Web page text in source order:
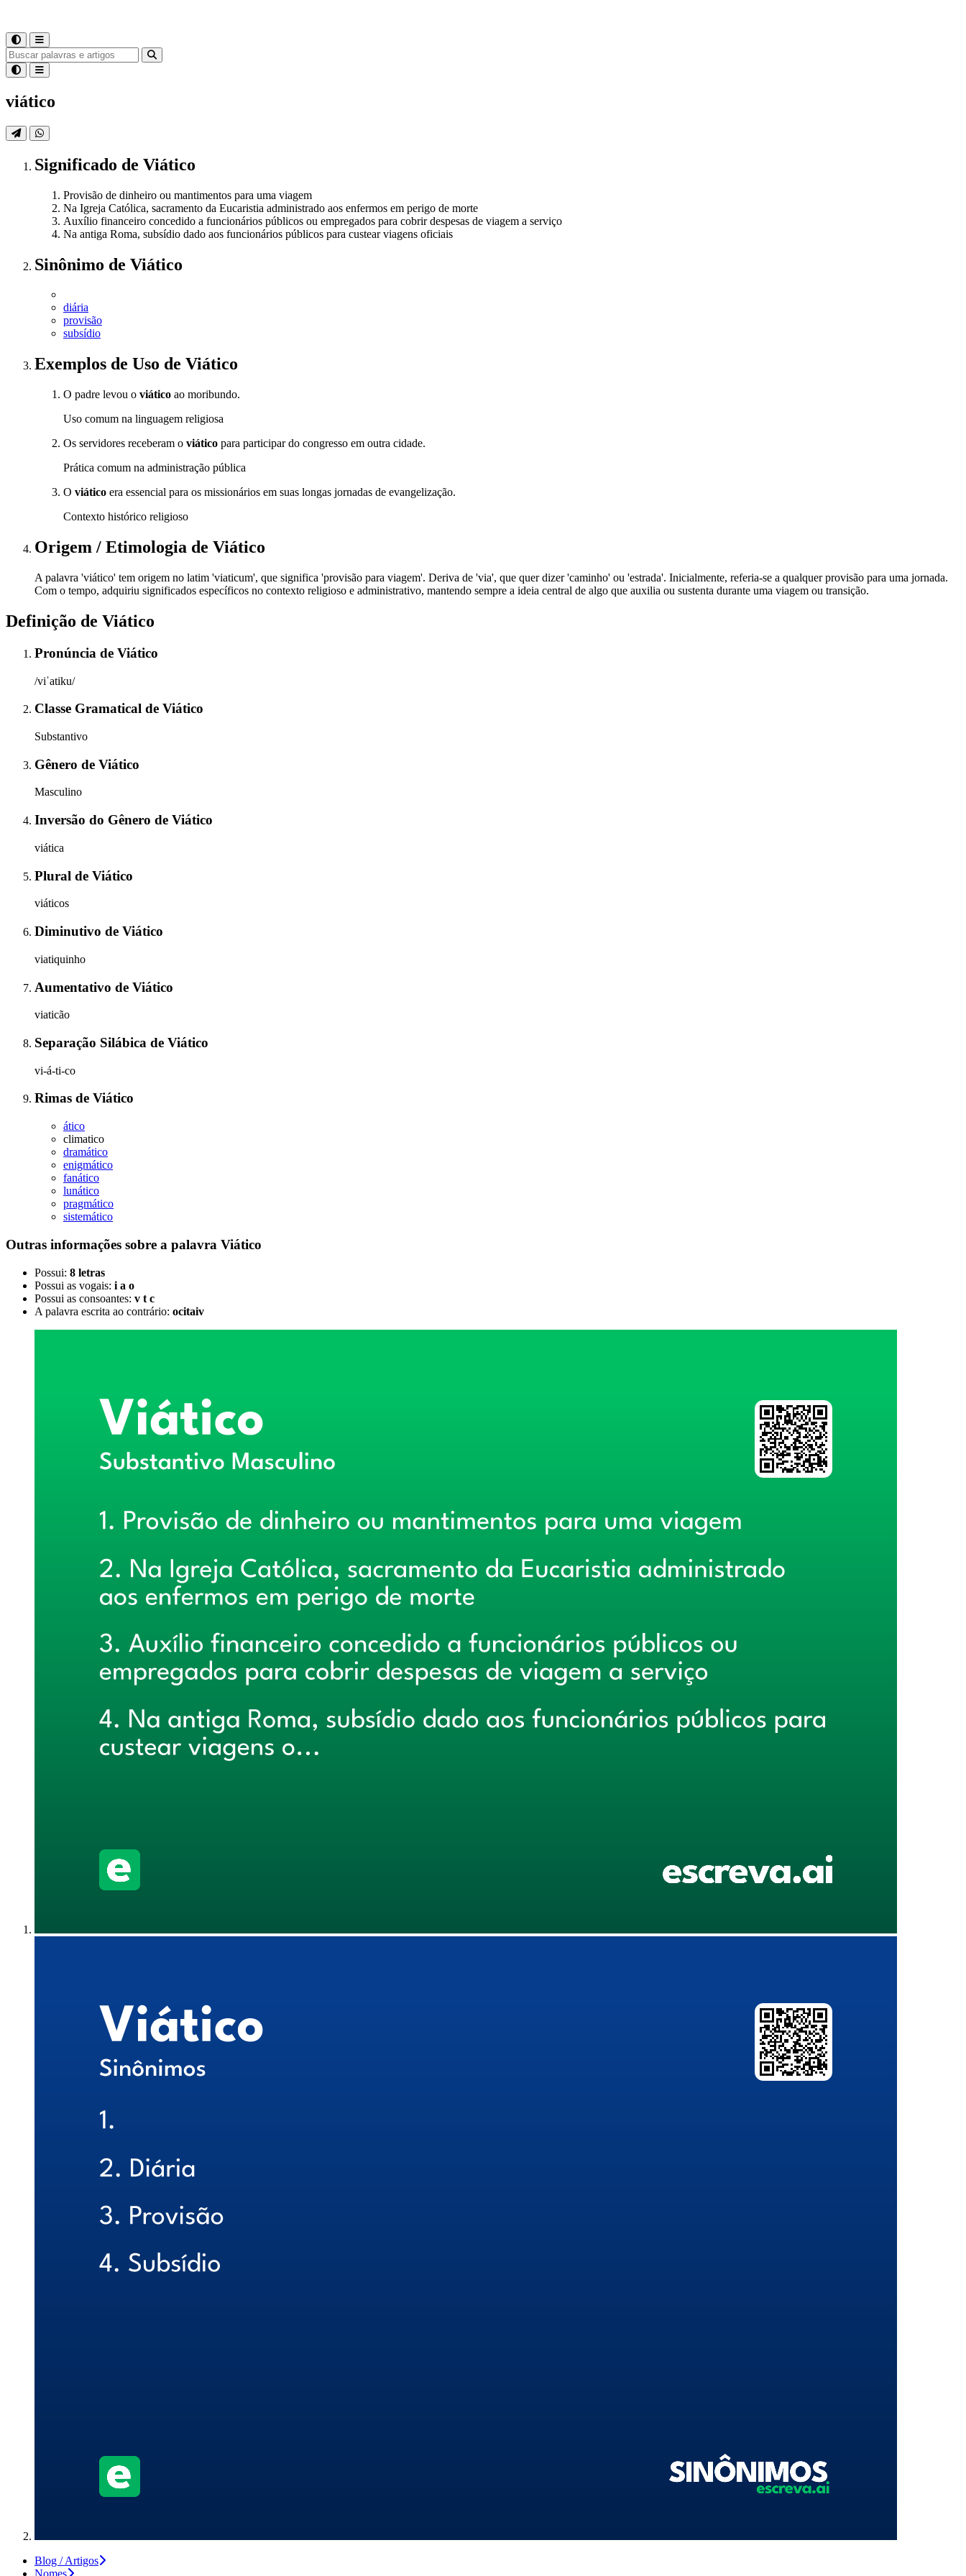
viático
Significado de Viático
Provisão de dinheiro ou mantimentos para uma viagem
Na Igreja Católica, sacramento da Eucaristia administrado aos enfermos em perigo de morte
Auxílio financeiro concedido a funcionários públicos ou empregados para cobrir despesas de viagem a serviço
Na antiga Roma, subsídio dado aos funcionários públicos para custear viagens oficiais
Sinônimo de Viático
diária
provisão
subsídio
Exemplos de Uso de Viático
O padre levou o viático ao moribundo.
Uso comum na linguagem religiosa
Os servidores receberam o viático para participar do congresso em outra cidade.
Prática comum na administração pública
O viático era essencial para os missionários em suas longas jornadas de evangelização.
Contexto histórico religioso
Origem / Etimologia de Viático
A palavra 'viático' tem origem no latim 'viaticum', que significa 'provisão para viagem'. Deriva de 'via', que quer dizer 'caminho' ou 'estrada'. Inicialmente, referia-se a qualquer provisão para uma jornada.
Com o tempo, adquiriu significados específicos no contexto religioso e administrativo, mantendo sempre a ideia central de algo que auxilia ou sustenta durante uma viagem ou transição.
Definição de Viático
Pronúncia de Viático
/viˈatiku/
Classe Gramatical de Viático
Substantivo
Gênero de Viático
Masculino
Inversão do Gênero de Viático
viática
Plural de Viático
viáticos
Diminutivo de Viático
viatiquinho
Aumentativo de Viático
viaticão
Separação Silábica de Viático
vi-á-ti-co
Rimas de Viático
ático
climatico
dramático
enigmático
fanático
lunático
pragmático
sistemático
Outras informações sobre a palavra Viático
Possui: 8 letras
Possui as vogais: i a o
Possui as consoantes: v t c
A palavra escrita ao contrário: ocitaiv
Blog / Artigos
Nomes